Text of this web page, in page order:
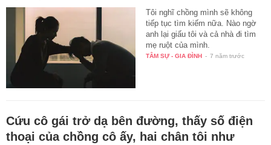
Tôi nghĩ chồng mình sẽ không
tiếp tục tìm kiếm nữa. Nào ngờ
anh lại giấu tôi và cả nhà đi tìm
mẹ ruột của mình.
TÂM SỰ - GIA ĐÌNH - 7 năm trước
Cứu cô gái trở dạ bên đường, thấy số điện
thoại của chồng cô ấy, hai chân tôi như